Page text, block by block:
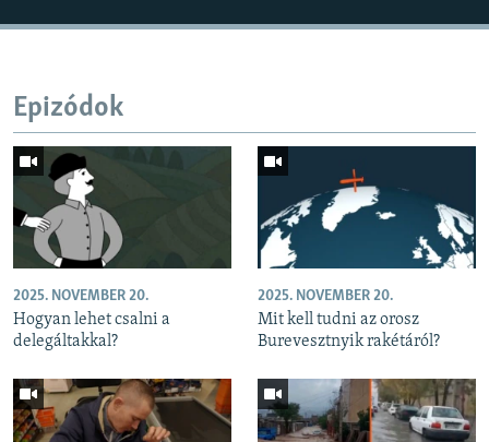
Epizódok
2025. NOVEMBER 20.
Hogyan lehet csalni a
delegáltakkal?
2025. NOVEMBER 20.
Mit kell tudni az orosz
Burevesztnyik rakétáról?